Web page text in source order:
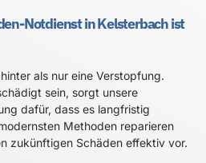
Notdienst in Kelsterbach ist
als nur eine Verstopfung.
sein, sorgt unsere
dafür, dass es langfristig
Methoden reparieren
zukünftigen Schäden effektiv vor.